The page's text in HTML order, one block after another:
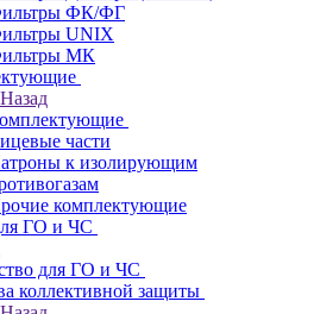
ФК/ФГ
UNIX
МК
Назад
части
к изолирующим
комплектующие
ГО и ЧС
для ГО и ЧС
коллективной защиты